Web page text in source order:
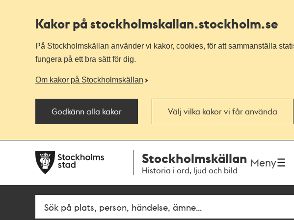
Kakor på stockholmskallan.stockholm.se
På Stockholmskällan använder vi kakor, cookies, för att sammanställa
fungera på ett bra sätt för dig.
Om kakor på Stockholmskällan
Godkänn alla kakor Välj vilka kakor vi får använda
navigationen
huvudinnehållet
Stockholmskällan
Historia i ord, ljud och bild
Meny
Fritextsök